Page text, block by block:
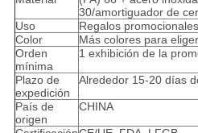
30/amortiguador de
Uso
Regalos
Color
Más colores para
Orden
mínima
1 exhibición de la
Plazo de
expedición
Alrededor 15-20 días
País de
origen
CHINA